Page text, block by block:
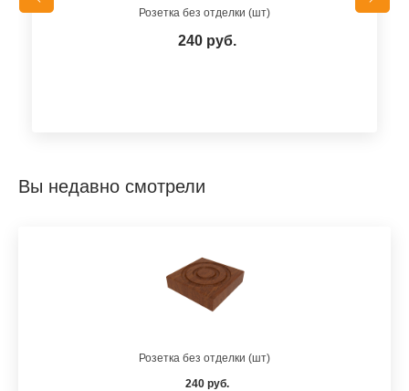
Розетка без отделки (шт)
240 руб.
Вы недавно смотрели
Розетка без отделки (шт)
240 руб.